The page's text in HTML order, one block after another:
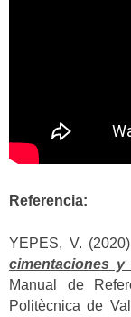
Referencia:
YEPES, V.
cimentaciones
Manual de
Politècnica de